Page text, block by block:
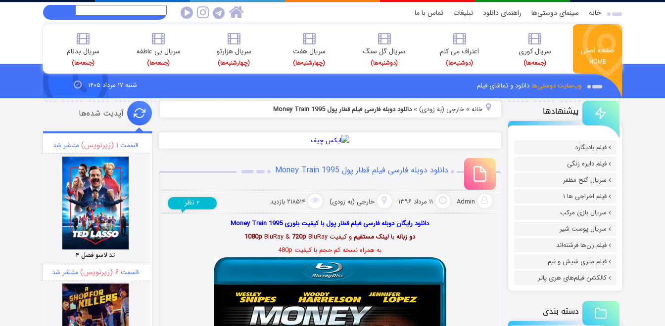
خانه سینمای دوستی‌ها راهنمای دانلود تبلیغات تماس با ما
صفحه اصلی
HOME
سریال کوری
(جمعه‌ها)
اعتراف می کنم
(دوشنبه‌ها)
سریال گل سنگ
(دوشنبه‌ها)
سریال هفت
(چهارشنبه‌ها)
سریال هزارتو
(چهارشنبه‌ها)
سریال بی عاطفه
(جمعه‌ها)
سریال بدنام
(جمعه‌ها)
وب‌سایت دوستی‌هادانلود و تماشای فیلم شنبه ۱۷ مرداد ۱۴۰۵
پیشنهادها
فیلم بادیگارد
فیلم دایره زنگی
سریال گنج مظفر
فیلم اخراجی ها ۱
سریال بازی مرکب
سریال پوست شیر
فیلم زن‌ها فرشته‌اند
فیلم متری شیش و نیم
کالکشن فیلم‌های هری پاتر
دسته بندی
خانه» خارجی (به زودی)»دانلود دوبله فارسی فیلم قطار پول Money Train 1995
دانلود دوبله فارسی فیلم قطار پول Money Train 1995
Admin ۱۱ مرداد ۱۳۹۶ خارجی (به زودی) ۲۱۸۵۱۴ بازدید ۲ نظر
دانلود رایگان دوبله فارسی فیلم قطار پول با کیفیت بلوری Money Train 1995
دو زبانهبالینک مستقیمو کیفیت 1080pBluRay &720pBluRay
به همراه نسخه کم حجم با کیفیت 480p
آپدیت شده‌ها
قسمت ۱ (زیرنویس) منتشر شد
تد لاسو فصل ۴
قسمت ۶ (زیرنویس) منتشر شد